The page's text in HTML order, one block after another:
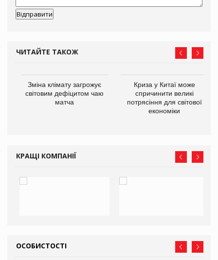
ЧИТАЙТЕ ТАКОЖ
Зміна клімату загрожує
світовим дефіцитом чаю
матча
Криза у Китаї може
спричинити великі
потрясіння для світової
економіки
КРАЩІ КОМПАНІЇ
ОСОБИСТОСТІ